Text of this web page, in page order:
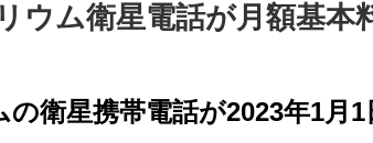
ウム衛星電話が月額基本
衛星携帯電話が2023年1月